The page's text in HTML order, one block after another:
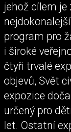
jehož cílem
program pro
i široké
čtyři trvalé
objevů, Svět
expozice
určený pro
let. Ostatní